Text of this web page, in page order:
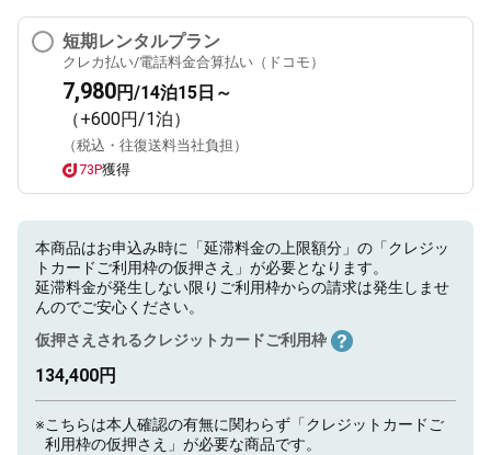
短期レンタルプラン
クレカ払い/電話料金合算払い（ドコモ）
7,980円/14泊15日～
（+600円/1泊）
（税込・往復送料当社負担）
73P獲得
本商品はお申込み時に「延滞料金の上限額分」の「クレジッ
トカードご利用枠の仮押さえ」が必要となります。
延滞料金が発生しない限りご利用枠からの請求は発生しませ
んのでご安心ください。
仮押さえされるクレジットカードご利用枠
134,400円
※こちらは本人確認の有無に関わらず「クレジットカードご
利用枠の仮押さえ」が必要な商品です。